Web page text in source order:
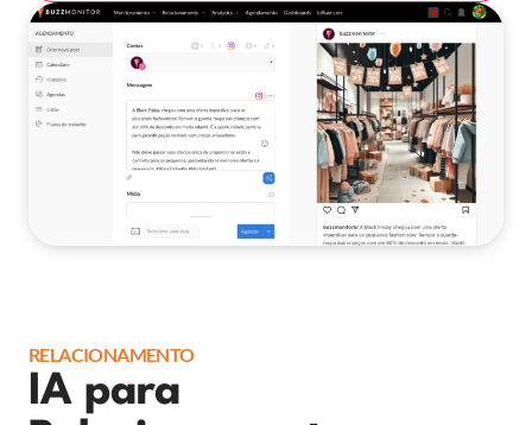
RELACIONAMENTO
IA para